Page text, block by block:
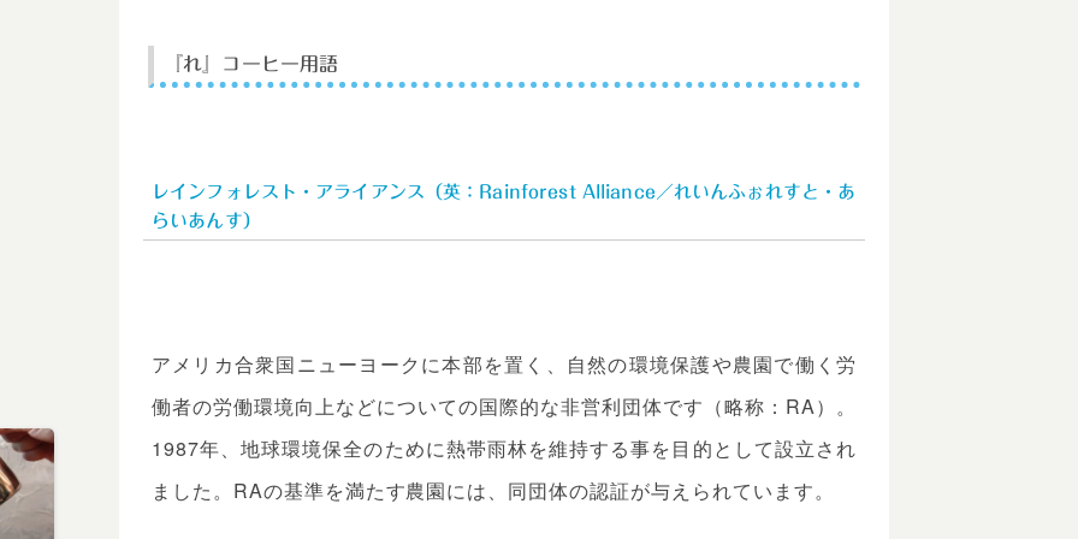
『れ』コーヒー用語
レインフォレスト・アライアンス（英：Rainforest Alliance／れいんふぉれすと・あ
らいあんす）
アメリカ合衆国ニューヨークに本部を置く、自然の環境保護や農園で働く労
働者の労働環境向上などについての国際的な非営利団体です（略称：RA）。
1987年、地球環境保全のために熱帯雨林を維持する事を目的として設立され
ました。RAの基準を満たす農園には、同団体の認証が与えられています。